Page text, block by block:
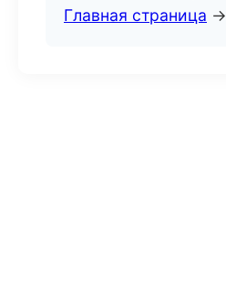
Главная страница →